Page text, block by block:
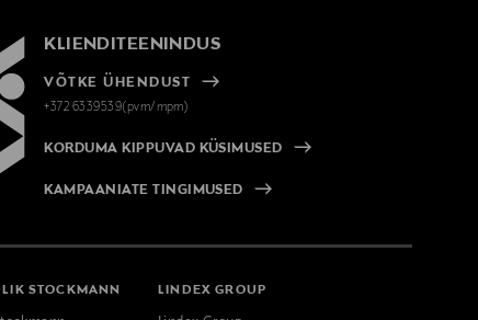
KLIENDITEENINDUS
VÕTKE ÜHENDUST
+372 6339539(pvm/mpm)
KORDUMA KIPPUVAD KÜSIMUSED
KAMPAANIATE TINGIMUSED
STOCKMANN LINDEX GROUP